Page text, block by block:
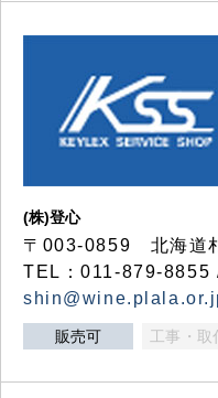
(株)登心
〒003-0859 北海道
TEL：011-879-8855
販売可 工事・取